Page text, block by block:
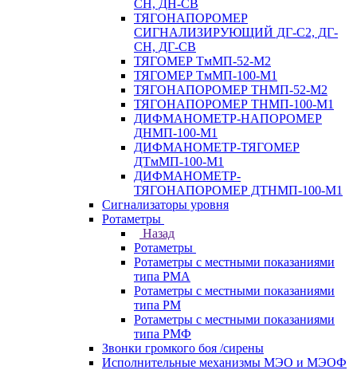
СН, ДН-СВ
ТЯГОНАПОРОМЕР
СИГНАЛИЗИРУЮЩИЙ ДГ-С2, ДГ-
СН, ДГ-СВ
ТЯГОМЕР ТмМП-52-М2
ТЯГОМЕР ТмМП-100-М1
ТЯГОНАПОРОМЕР ТНМП-52-М2
ТЯГОНАПОРОМЕР ТНМП-100-М1
ДИФМАНОМЕТР-НАПОРОМЕР
ДНМП-100-М1
ДИФМАНОМЕТР-ТЯГОМЕР
ДТмМП-100-М1
ДИФМАНОМЕТР-
ТЯГОНАПОРОМЕР ДТНМП-100-М1
Сигнализаторы уровня
Ротаметры
Назад
Ротаметры
Ротаметры с местными показаниями
типа РМА
Ротаметры с местными показаниями
типа РМ
Ротаметры с местными показаниями
типа РМФ
Звонки громкого боя /сирены
Исполнительные механизмы МЭО и МЭОФ